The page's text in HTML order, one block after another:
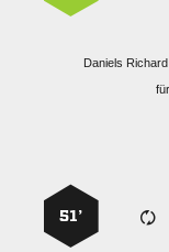

für
51’